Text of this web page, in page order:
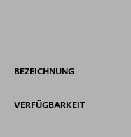
BEZEICHNUNG
VERFÜGBARKEIT